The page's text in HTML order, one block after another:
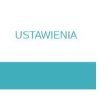
prywatności
. Niektóre
się takiemu
tylko
USTAWIENIA